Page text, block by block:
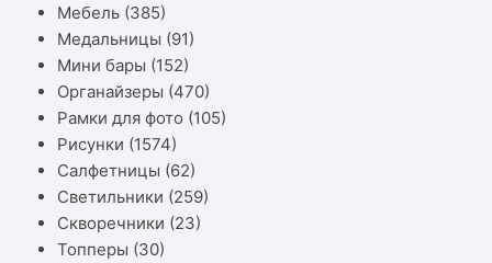
Мебель (385)
Медальницы (91)
Мини бары (152)
Органайзеры (470)
Рамки для фото (105)
Рисунки (1574)
Салфетницы (62)
Светильники (259)
Скворечники (23)
Топперы (30)